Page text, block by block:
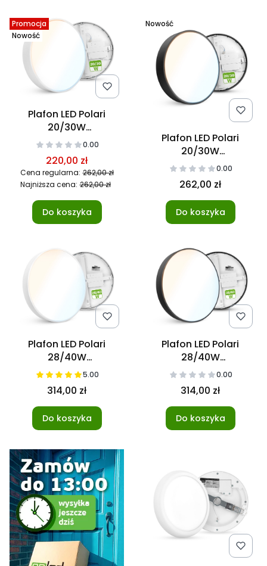
Promocja
Nowość
Plafon LED Polari
20/30W
3000/4000/5700K
40cm
0.00
220,00 zł
Cena regularna: 262,00 zł
Najniższa cena: 262,00 zł
Do koszyka
Nowość
Plafon LED Polari
20/30W
3000/4000/5700K
40cm Czarny
0.00
262,00 zł
Do koszyka
Plafon LED Polari
28/40W
3000/4000/5700K
50cm
5.00
314,00 zł
Do koszyka
Plafon LED Polari
28/40W
3000/4000/5700K
50cm Czarny
0.00
314,00 zł
Do koszyka